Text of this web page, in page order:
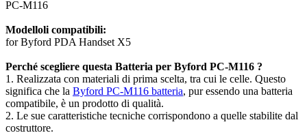
PC-M116
Modelloli compatibili:
for Byford PDA Handset X5
Perché scegliere questa Batteria per Byford PC-M116 ?
1. Realizzata con materiali di prima scelta, tra cui le celle. Questo
significa che la Byford PC-M116 batteria, pur essendo una batteria
compatibile, è un prodotto di qualità.
2. Le sue caratteristiche tecniche corrispondono a quelle stabilite dal
costruttore.